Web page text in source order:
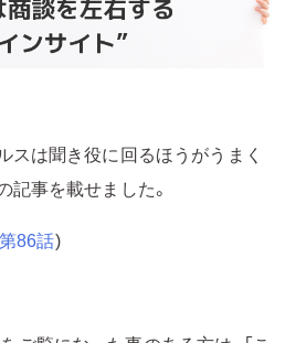
スは聞き役に回るほうがうまく
記事を載せました。
第86話)